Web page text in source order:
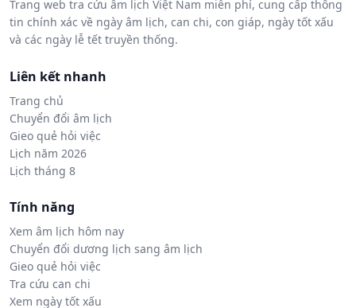
Trang web tra cứu âm lịch Việt Nam miễn phí, cung cấp thông
tin chính xác về ngày âm lịch, can chi, con giáp, ngày tốt xấu
và các ngày lễ tết truyền thống.
Liên kết nhanh
Trang chủ
Chuyển đổi âm lịch
Gieo quẻ hỏi việc
Lịch năm 2026
Lịch tháng 8
Tính năng
Xem âm lịch hôm nay
Chuyển đổi dương lịch sang âm lịch
Gieo quẻ hỏi việc
Tra cứu can chi
Xem ngày tốt xấu